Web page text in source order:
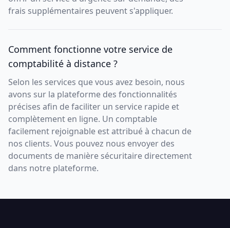
frais supplémentaires peuvent s'appliquer.
Comment fonctionne votre service de
comptabilité à distance ?
Selon les services que vous avez besoin, nous
avons sur la plateforme des fonctionnalités
précises afin de faciliter un service rapide et
complètement en ligne. Un comptable
facilement rejoignable est attribué à chacun de
nos clients. Vous pouvez nous envoyer des
documents de manière sécuritaire directement
dans notre plateforme.